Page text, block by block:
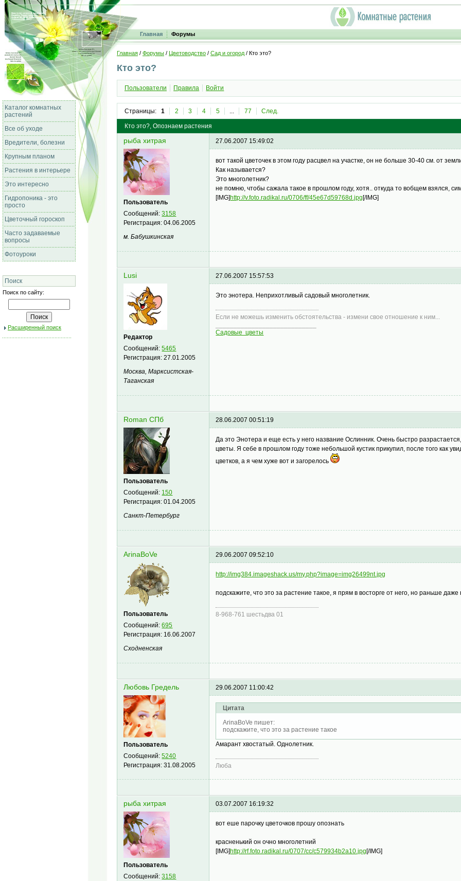
Главная Форумы
Каталог комнатных
растений
Все об уходе
Вредители, болезни
Крупным планом
Растения в интерьере
Это интересно
Гидропоника - это
просто
Цветочный гороскоп
Часто задаваемые
вопросы
Фотоуроки
Поиск
Поиск по сайту:
Расширенный поиск
Главная / Форумы / Цветоводство / Сад и огород / Кто это?
Кто это?
Пользователи Правила Войти
Страницы: 1 2 3 4 5 ... 77 След.
Кто это?, Опознаем растения
рыба хитрая
Пользователь
Сообщений:3158
Регистрация:04.06.2005
м. Бабушкинская
27.06.2007 15:49:02
вот такой цветочек в этом году расцвел на участке, он не больше 30-40 см. от
Как называется?
Это многолетник?
не помню, чтобы сажала такое в прошлом году, хотя.. откуда то вобщем взялся,
[IMG]http://v.foto.radikal.ru/0706/ff/45e67d59768d.jpg[/IMG]
Lusi
Редактор
Сообщений:5465
Регистрация:27.01.2005
Москва, Марксистская-
Таганская
27.06.2007 15:57:53
Это энотера. Неприхотливый садовый многолетник.
Если не можешь изменить обстоятельства - измени свое отношение к ним...
Садовые цветы
Roman СПб
Пользователь
Сообщений: 150
Регистрация:01.04.2005
Санкт-Петербург
28.06.2007 00:51:19
Да это Энотера и еще есть у него название Ослинник. Очень быстро
цветы. Я себе в прошлом году тоже небольшой кустик прикупил, после того как
цветков, а я чем хуже вот и загорелось
ArinaBoVe
Пользователь
Сообщений:695
Регистрация: 16.06.2007
Сходненская
29.06.2007 09:52:10
http://img384.imageshack.us/my.php?image=img26499nt.jpg
подскажите, что это за растение такое, я прям в восторге от него, но раньше даже
8-968-761 шестьдва 01
Любовь Гредель
Пользователь
Сообщений:5240
Регистрация:31.08.2005
29.06.2007 11:00:42
Цитата
ArinaBoVe пишет:
подскажите, что это за растение такое
Амарант хвостатый. Однолетник.
Люба
рыба хитрая
Пользователь
Сообщений:3158
03.07.2007 16:19:32
вот еше парочку цветочков прошу опознать
красненький он очно многолетний
[IMG]http://rf.foto.radikal.ru/0707/cc/c579934b2a10.jpg[/IMG]